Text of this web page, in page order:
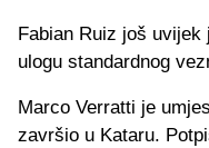
Fabian Ruiz još uvijek
ulogu standardnog
Marco Verratti je
završio u Kataru.